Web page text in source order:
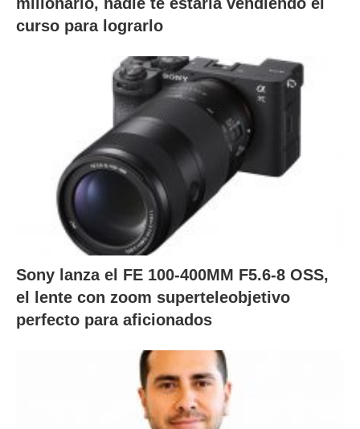
curso para lograrlo
Sony lanza el FE 100-400MM F5.6-8 OSS,
el lente con zoom superteleobjetivo
perfecto para aficionados